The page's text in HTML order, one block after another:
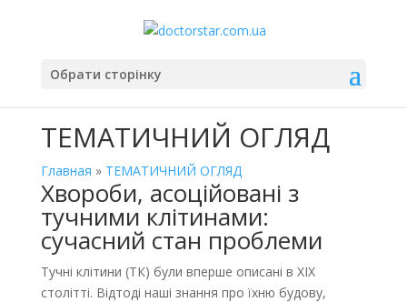
Обрати сторінку
ТЕМАТИЧНИЙ ОГЛЯД
Главная » ТЕМАТИЧНИЙ ОГЛЯД
Хвороби, асоційовані з
тучними клітинами:
сучасний стан проблеми
Тучні клітини (ТК) були вперше описані в ХІХ
столітті. Відтоді наші знання про їхню будову,